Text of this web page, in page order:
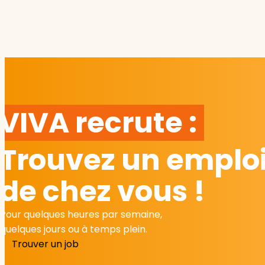
recrute :
Trouvez un
de chez vous !
Pour quelques heures par semaine,
quelques jours ou à temps plein.
Trouver un job